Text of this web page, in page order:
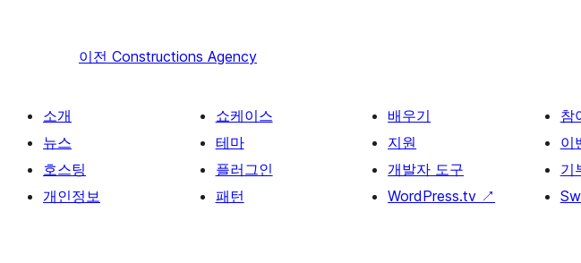
이전 Constructions Agency
소개
뉴스
호스팅
개인정보
쇼케이스
테마
플러그인
패턴
배우기
지원
개발자 도구
WordPress.tv ↗
참
이
기